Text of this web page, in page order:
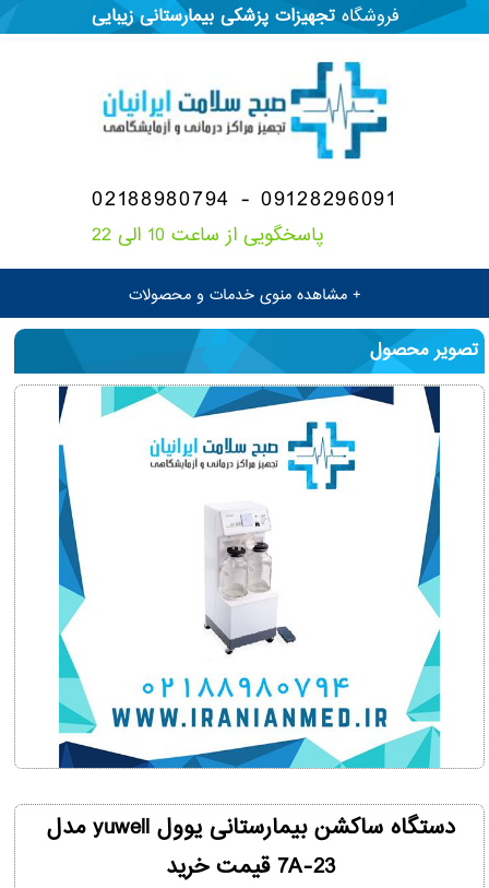
فروشگاهتجهیزات پزشکیبیمارستانیزیبایی
02188980794 - 09128296091
پاسخگویی از ساعت 10 الی 22
+ مشاهده منوی خدمات و محصولات
تصویر محصول
دستگاه ساکشن بیمارستانی یوول yuwell مدل
7A-23 قیمت خرید